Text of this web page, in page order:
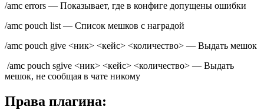
/amc errors — Показывает, где в конфиге допущены ошибки
/amc pouch list — Список мешков с наградой
/amc pouch give <ник> <кейс> <количество> — Выдать мешок
/amc pouch sgive <ник> <кейс> <количество> — Выдать
мешок, не сообщая в чате никому
Права плагина: